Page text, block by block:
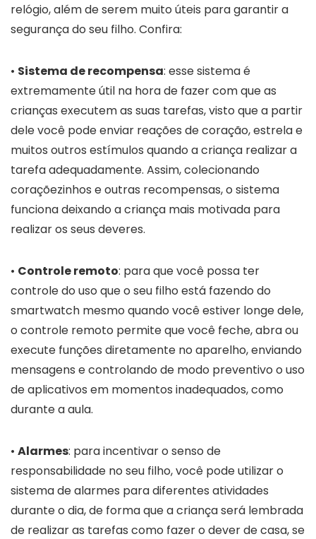
relógio, além de serem muito úteis para garantir a
segurança do seu filho. Confira:
• Sistema de recompensa: esse sistema é
extremamente útil na hora de fazer com que as
crianças executem as suas tarefas, visto que a partir
dele você pode enviar reações de coração, estrela e
muitos outros estímulos quando a criança realizar a
tarefa adequadamente. Assim, colecionando
coraçõezinhos e outras recompensas, o sistema
funciona deixando a criança mais motivada para
realizar os seus deveres.
• Controle remoto: para que você possa ter
controle do uso que o seu filho está fazendo do
smartwatch mesmo quando você estiver longe dele,
o controle remoto permite que você feche, abra ou
execute funções diretamente no aparelho, enviando
mensagens e controlando de modo preventivo o uso
de aplicativos em momentos inadequados, como
durante a aula.
• Alarmes: para incentivar o senso de
responsabilidade no seu filho, você pode utilizar o
sistema de alarmes para diferentes atividades
durante o dia, de forma que a criança será lembrada
de realizar as tarefas como fazer o dever de casa, se